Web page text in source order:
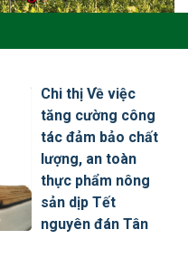
Chi thị Về việc
tăng cường công
tác đảm bảo chất
lượng, an toàn
thực phẩm nông
sản dịp Tết
nguyên đán Tân